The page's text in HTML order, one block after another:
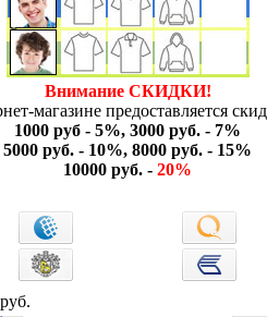
Внимание СКИДКИ!
магазине предоставляется
1000 руб - 5%, 3000 руб. - 7%
5000 руб. - 10%, 8000 руб. - 15%
10000 руб. - 20%